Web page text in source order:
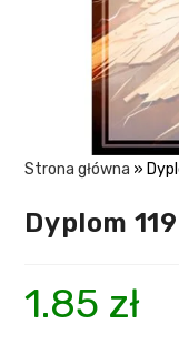
Strona główna »
Dyplom
1.85 zł